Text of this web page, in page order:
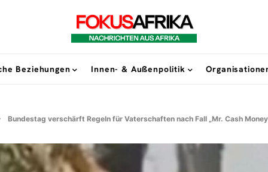
Beziehungen Innen- & Außenpolitik
Bundestag verschärft Regeln für Vaterschaften nach Fall „Mr. Cash